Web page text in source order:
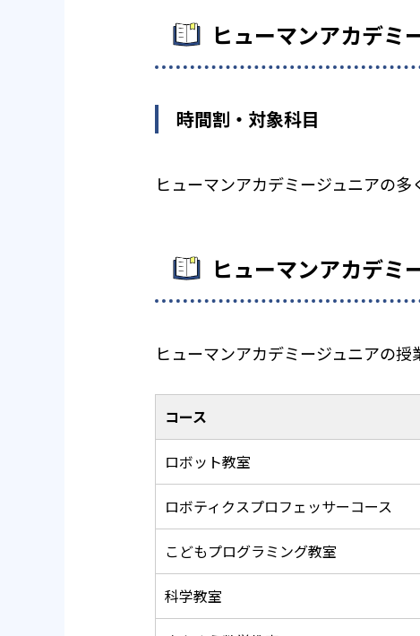
ヒューマンアカデミ
時間割・対象科目
ヒューマンアカデミージュニアの
ヒューマンアカデミ
ヒューマンアカデミージュニアの授
コース
ロボット教室
ロボティクスプロフェッサーコース
こどもプログラミング教室
科学教室